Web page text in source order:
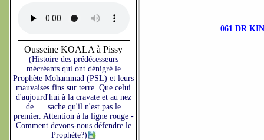
Ousseine KOALA à Pissy
(Histoire des prédécesseurs
mécréants qui ont dénigré le
Prophète Mohammad (PSL) et leurs
mauvaises fins sur terre. Que celui
d'aujourd'hui à la cravate et au nez
de .... sache qu'il n'est pas le
premier. Attention à la ligne rouge -
Comment devons-nous défendre le
Prophète?)
061 DR